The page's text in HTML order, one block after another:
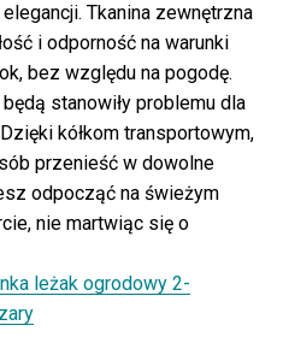
Tkanina zewnętrzna
i odporność na warunki
bez względu na pogodę.
stanowiły problemu dla
kółkom transportowym,
przenieść w dowolne
odpocząć na świeżym
nie martwiąc się o
leżak ogrodowy 2-